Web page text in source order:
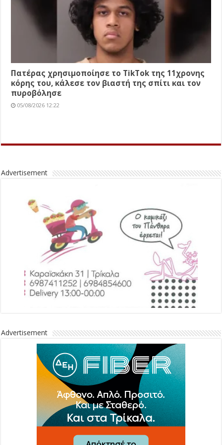
Πατέρας χρησιμοποίησε το TikTok της 11χρονης
κόρης του, κάλεσε τον βιαστή της σπίτι και τον
πυροβόλησε
05/08/2026 12:22
Advertisement
Advertisement